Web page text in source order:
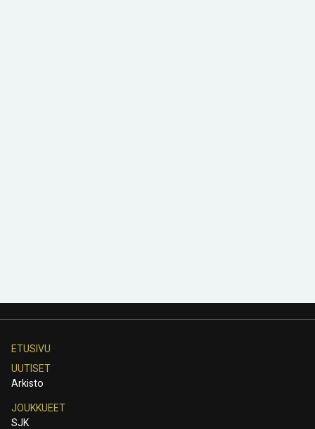
ETUSIVU
UUTISET
Arkisto
JOUKKUEET
SJK